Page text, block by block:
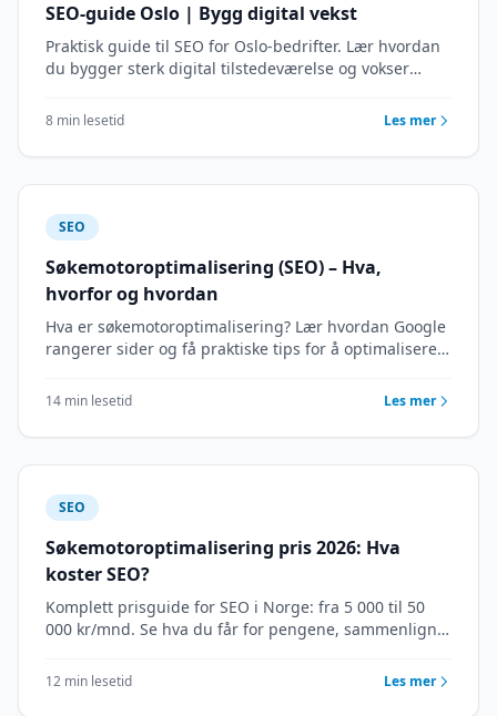
SEO-guide Oslo | Bygg digital vekst
Praktisk guide til SEO for Oslo-bedrifter. Lær hvordan
du bygger sterk digital tilstedeværelse og vokser
8 min lesetid Les mer
SEO
Søkemotoroptimalisering (SEO) – Hva,
hvorfor og hvordan
Hva er søkemotoroptimalisering? Lær hvordan Google
rangerer sider og få praktiske tips for å optimalisere
14 min lesetid Les mer
SEO
Søkemotoroptimalisering pris 2026: Hva
koster SEO?
Komplett prisguide for SEO i Norge: fra 5 000 til 50
000 kr/mnd. Se hva du får for pengene, sammenlign
12 min lesetid Les mer